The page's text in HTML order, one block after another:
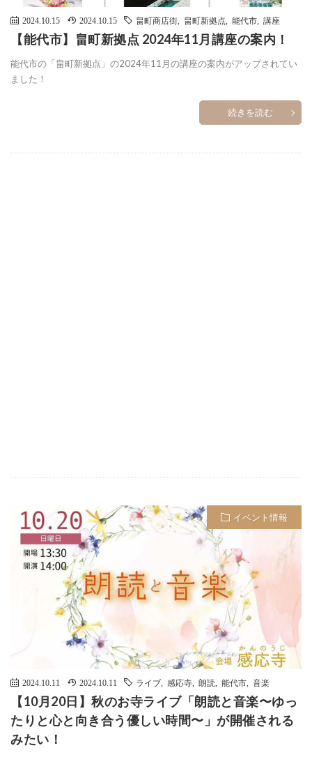
2024.10.15 2024.10.15 畠町商店街 畠町新拠点 能代市 講座
【能代市】畠町新拠点 2024年11月講座の案内！
能代市の「畠町新拠点」の2024年11月の講座の案内がアップされてい
ました！
続きを読む
イベント情報
2024.10.11 2024.10.11 ライブ 感応寺 朗読 能代市 音楽
【10月20日】秋のお寺ライブ「朗読と音楽〜ゆっ
たりと心と向き合う優しい時間〜」が開催される
みたい！